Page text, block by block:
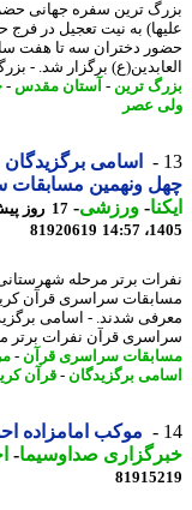
ترین سفره جهانی حضرت
به نیت تعجیل در فرج
دختران سه تا هفت سال،
برگزار شد. - بزرگ ...
ترین- آستان مقدس-
عصر
اسامی برگزیدگان
ونهمین مسابقات
-ورزشی-
81920619
برتر مرحله شهرستانی
سراسری قرآن کریم در
شدند. - اسامی
قرآن نفرات برتر
سراسری قرآن-
برگزیدگان-قرآن کریم-
موکب امامزاده
صداوسیما-